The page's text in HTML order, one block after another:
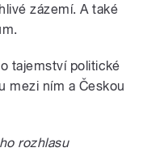
zázemí. A také
tajemství politické
mezi ním a Českou
rozhlasu